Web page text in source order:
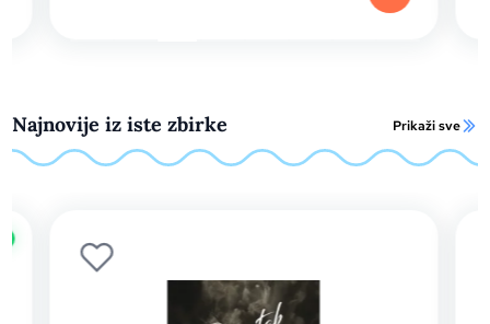
Najnovije iz iste zbirke Prikaži sve